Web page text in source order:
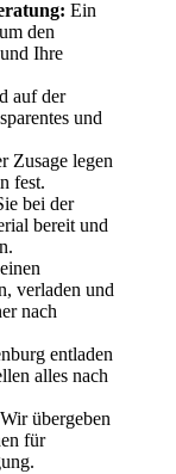
Ein
den
Ihre
auf der
und
Zusage legen
fest.
bei der
bereit und
verladen und
nach
entladen
alles nach
Wir übergeben
für